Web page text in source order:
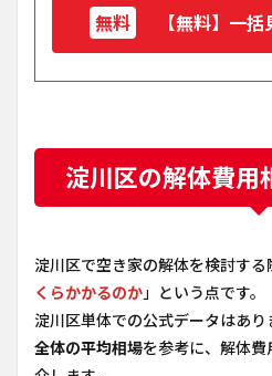
【無料】一
淀川区の解体費用
淀川区で空き家の解体を検討す
くらかかるのか」という点です。
淀川区単体での公式データはあ
全体の平均相場を参考に、解体